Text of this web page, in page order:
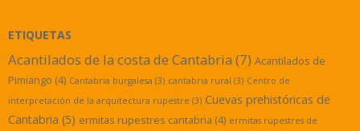
ETIQUETAS
Acantilados de la costa de Cantabria (7) Acantilados de
Pimiango (4) Cantabria burgalesa (3) cantabria rural (3) Centro de
interpretación de la arquitectura rupestre (3) Cuevas prehistóricas de
Cantabria (5) ermitas rupestres cantabria (4) ermitas rupestres de